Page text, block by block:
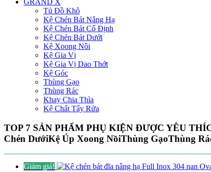
GRAND X
Tủ Đồ Khô
Kệ Chén Bát Nâng Hạ
Kệ Chén Bát Cố Định
Kệ Chén Bát Dưới
Kệ Xoong Nồi
Kệ Gia Vị
Kệ Gia Vị Dao Thớt
Kệ Góc
Thùng Gạo
Thùng Rác
Khay Chia Thìa
Kệ Chất Tẩy Rửa
TOP 7 SẢN PHẨM PHỤ KIỆN ĐƯỢC YÊU
Chén DướiKệ Úp Xoong NồiThùng GạoThùng
Giảm giá!